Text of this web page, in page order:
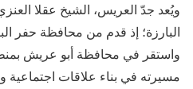
ويُعد جدّ العريس، الشيخ عقلا
البارزة؛ إذ قدم من محافظة حفر
واستقر في محافظة أبو عريش
مسيرته في بناء علاقات اجتماعية